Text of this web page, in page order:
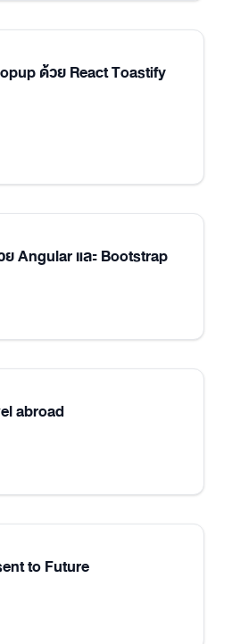
ด้วย React Toastify
Angular และ Bootstrap
abroad
to Future